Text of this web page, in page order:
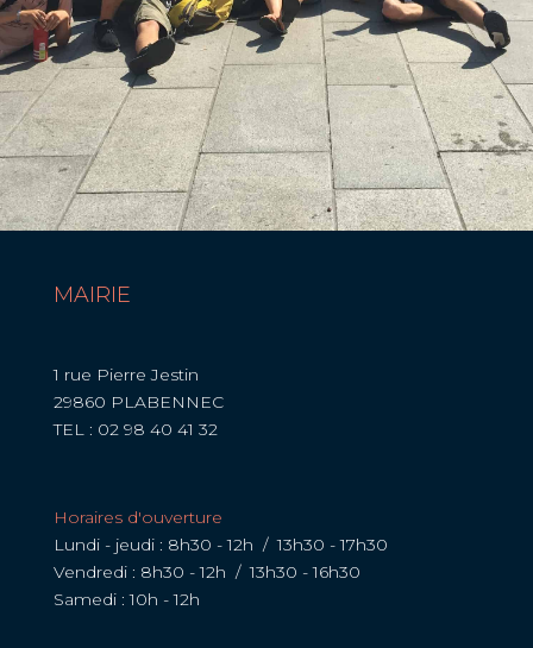
MAIRIE
1 rue Pierre Jestin
29860 PLABENNEC
TEL : 02 98 40 41 32
Horaires d'ouverture
Lundi - jeudi : 8h30 - 12h / 13h30 - 17h30
Vendredi : 8h30 - 12h / 13h30 - 16h30
Samedi : 10h - 12h